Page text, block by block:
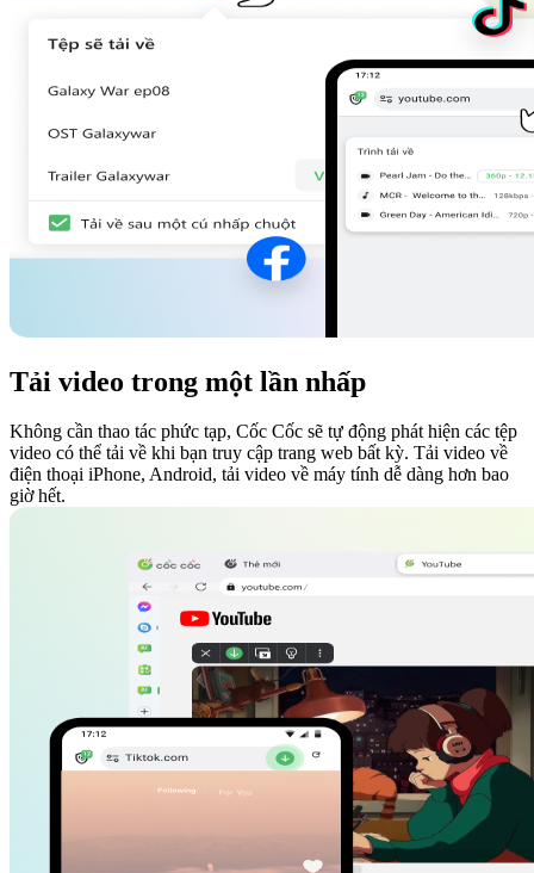
Tải video trong một lần nhấp
Không cần thao tác phức tạp, Cốc Cốc sẽ tự động phát hiện các tệp
video có thể tải về khi bạn truy cập trang web bất kỳ. Tải video về
điện thoại iPhone, Android, tải video về máy tính dễ dàng hơn bao
giờ hết.